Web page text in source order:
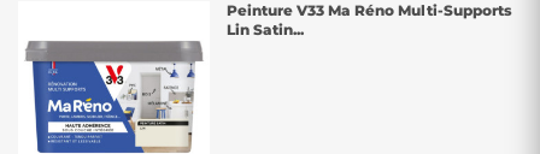
Peinture V33 Ma Réno Multi-Supports
Lin Satin...